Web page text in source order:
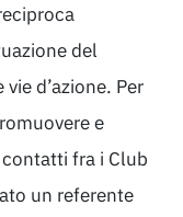
del
d’azione. Per
e
fra i Club
un referente